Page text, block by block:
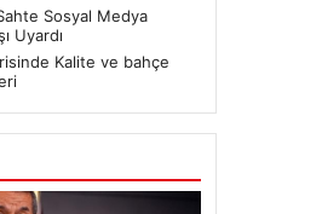
Sosyal Medya
Uyardı
Kalite ve bahçe